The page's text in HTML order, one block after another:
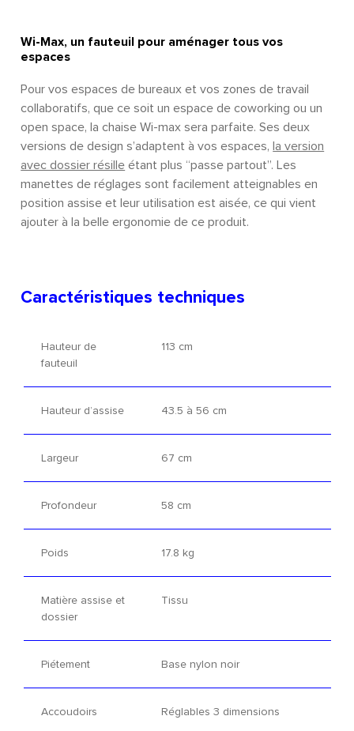
Wi-Max, un fauteuil pour aménager tous vos
espaces
Pour vos espaces de bureaux et vos zones de travail
collaboratifs, que ce soit un espace de coworking ou un
open space, la chaise Wi-max sera parfaite. Ses deux
versions de design s’adaptent à vos espaces,la version
avec dossier résilleétant plus “passe partout”. Les
manettes de réglages sont facilement atteignables en
position assise et leur utilisation est aisée, ce qui vient
ajouter à la belle ergonomie de ce produit.
Caractéristiques techniques
Hauteur de
fauteuil
113 cm
Hauteur d’assise 43.5 à 56 cm
Largeur 67 cm
Profondeur 58 cm
Poids 17.8 kg
Matière assise et
dossier
Tissu
Piétement Base nylon noir
Accoudoirs Réglables 3 dimensions